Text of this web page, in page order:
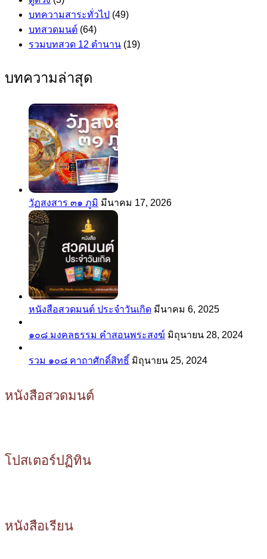
บทความสาระทั่วไป (49)
บทสวดมนต์ (64)
รวมบทสวด 12 ตำนาน (19)
บทความล่าสุด
วัฏสงสาร ๓๑ ภูมิ มีนาคม 17, 2026
หนังสือสวดมนต์ ประจำวันเกิด มีนาคม 6, 2025
๑๐๘ มงคลธรรม คำสอนพระสงฆ์ มิถุนายน 28, 2024
รวม ๑๐๘ คาถาศักดิ์สิทธิ์ มิถุนายน 25, 2024
หนังสือสวดมนต์
โปสเตอร์ปฏิทิน
หนังสือเรียน